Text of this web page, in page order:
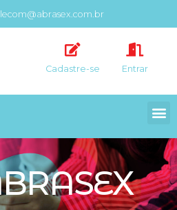
Cadastre-se Entrar